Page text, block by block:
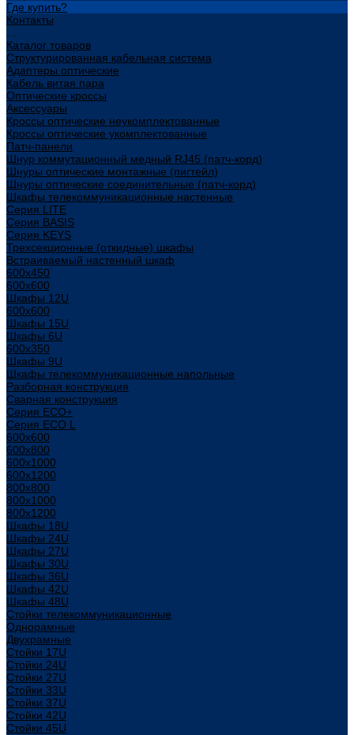
Где купить?
Контакты
Каталог товаров
Структурированная кабельная система
Адаптеры оптические
Кабель витая пара
Оптические кроссы
Аксессуары
Кроссы оптические неукомплектованные
Кроссы оптические укомплектованные
Патч-панели
Шнур коммутационный медный RJ45 (патч-корд)
Шнуры оптические монтажные (пигтейл)
Шнуры оптические соединительные (патч-корд)
Шкафы телекоммуникационные настенные
Cерия LITE
Cерия BASIS
Cерия KEYS
Трехсекционные (откидные) шкафы
Встраиваемый настенный шкаф
600x450
600x600
Шкафы 12U
600x600
Шкафы 15U
Шкафы 6U
600x350
Шкафы 9U
Шкафы телекоммуникационные напольные
Разборная конструкция
Сварная конструкция
Серия ECO+
Серия ECO L
600x600
600x800
600х1000
600х1200
800x800
800х1000
800х1200
Шкафы 18U
Шкафы 24U
Шкафы 27U
Шкафы 30U
Шкафы 36U
Шкафы 42U
Шкафы 48U
Стойки телекоммуникационные
Однорамные
Двухрамные
Стойки 17U
Стойки 24U
Стойки 27U
Стойки 33U
Стойки 37U
Стойки 42U
Стойки 45U